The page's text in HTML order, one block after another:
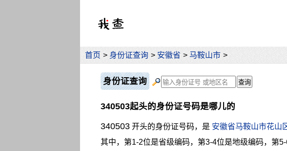
首页 > 身份证查询 > 安徽省 > 马鞍山市 >
身份证查询
340503起头的身份证号码是哪儿的
340503 开头的身份证号码，是 安徽省马鞍山市花山
其中，第1-2位是省级编码，第3-4位是地级编码，第5-